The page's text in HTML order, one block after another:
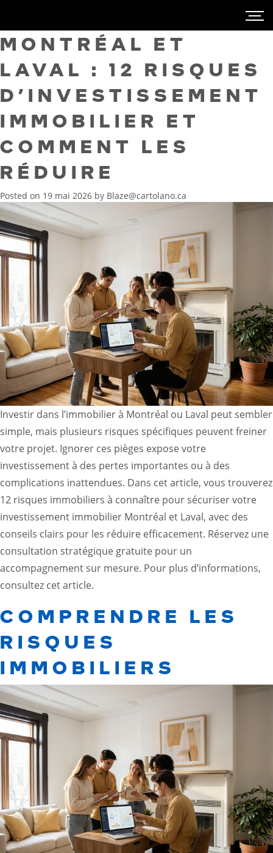
MONTRÉAL ET
LAVAL : 12 RISQUES
D’INVESTISSEMENT
IMMOBILIER ET
COMMENT LES
RÉDUIRE
Posted on 19 mai 2026 by Blaze@cartolano.ca
Investir dans l’immobilier à Montréal ou Laval peut sembler
simple, mais plusieurs risques spécifiques peuvent freiner
votre projet. Ignorer ces pièges expose votre
investissement à des pertes importantes ou à des
complications inattendues. Dans cet article, vous trouverez
12 risques immobiliers à connaître pour sécuriser votre
investissement immobilier Montréal et Laval, avec des
conseils clairs pour les réduire efficacement. Réservez une
consultation stratégique gratuite pour un
accompagnement sur mesure. Pour plus d’informations,
consultez cet article.
COMPRENDRE LES
RISQUES
IMMOBILIERS